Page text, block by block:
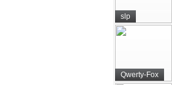
slp
Qwerty-Fox